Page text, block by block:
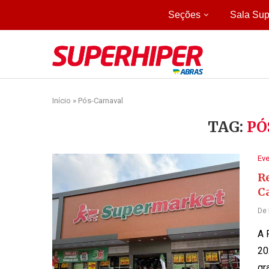
Seções Sala
Início » Pós-Carnaval
TAG:
De
A